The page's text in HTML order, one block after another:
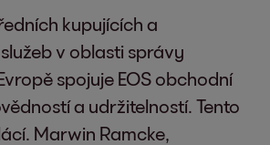
kupujících a
v oblasti správy
spojuje EOS obchodní
a udržitelností. Tento
Marwin Ramcke,